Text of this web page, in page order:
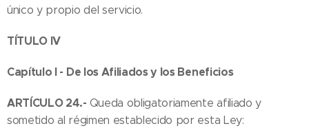
único y propio del servicio.
TÍTULO IV
Capítulo I - De los Afiliados y los Beneficios
ARTÍCULO 24.- Queda obligatoriamente afiliado y
sometido al régimen establecido por esta Ley: